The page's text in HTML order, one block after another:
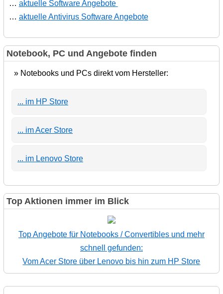
… aktuelle Software Angebote
… aktuelle Antivirus Software Angebote
Notebook, PC und Angebote finden
» Notebooks und PCs direkt vom Hersteller:
... im HP Store
... im Acer Store
... im Lenovo Store
Top Aktionen immer im Blick
Top Angebote für Notebooks / Convertibles und mehr
schnell gefunden:
Vom Acer Store über Lenovo bis hin zum HP Store